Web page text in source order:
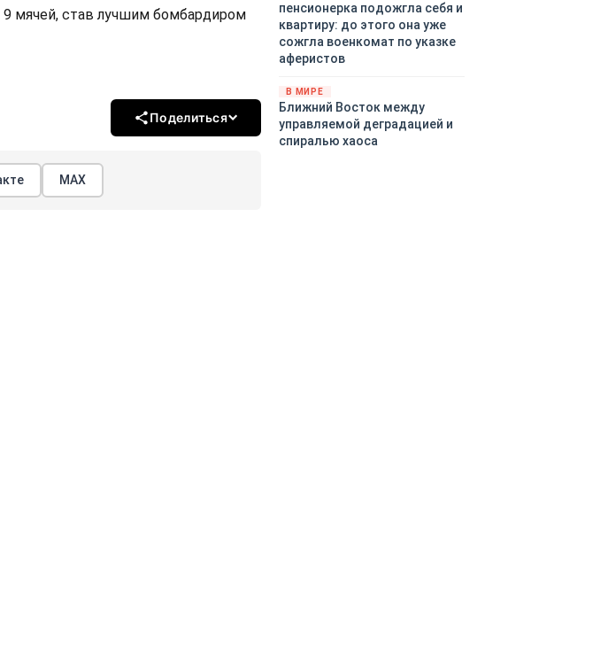
мячей, став лучшим бомбардиром
Поделиться
МАХ
пенсионерка подожгла себя и
квартиру: до этого она уже
сожгла военкомат по указке
аферистов
В МИРЕ
Ближний Восток между
управляемой деградацией и
спиралью хаоса